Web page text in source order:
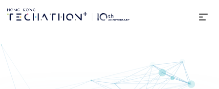
选
登入 | 第10届Hong Kong